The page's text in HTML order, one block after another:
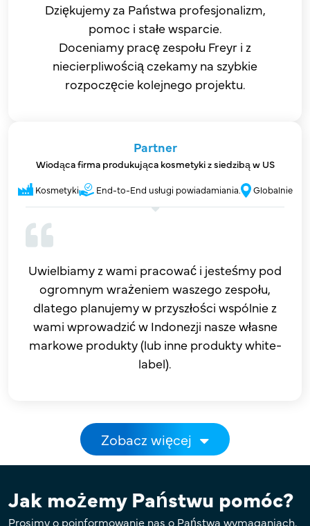
Dziękujemy za Państwa profesjonalizm,
pomoc i stałe wsparcie.
Doceniamy pracę zespołu Freyr i z
niecierpliwością czekamy na szybkie
rozpoczęcie kolejnego projektu.
Partner
Wiodąca firma produkująca kosmetyki z siedzibą w US
Kosmetyki End-to-End usługi powiadamiania. Globalnie
Uwielbiamy z wami pracować i jesteśmy pod
ogromnym wrażeniem waszego zespołu,
dlatego planujemy w przyszłości wspólnie z
wami wprowadzić w Indonezji nasze własne
markowe produkty (lub inne produkty white-
label).
StronicowanieZobacz więcej
Jak możemy Państwu pomóc?
Prosimy o poinformowanie nas o Państwa wymaganiach,